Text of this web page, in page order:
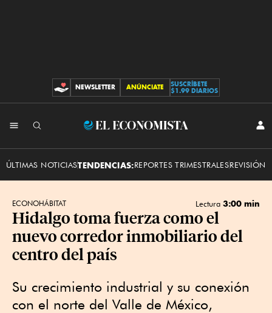
CONTRIBUCIONES
NEWSLETTER ANÚNCIATE
SUSCRÍBETE
$1.99 DIARIOS
El
ÚLTIMAS NOTICIASTENDENCIAS:REPORTES TRIMESTRALESREVISIÓN
ECONOHÁBITAT Lectura 3:00 min
Hidalgo toma fuerza como el
nuevo corredor inmobiliario del
centro del país
Su crecimiento industrial y su conexión
con el norte del Valle de México,